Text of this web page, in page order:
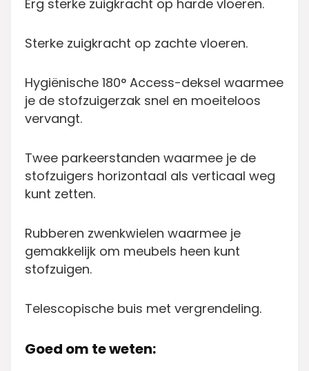
Erg sterke zuigkracht op harde vloeren.
Sterke zuigkracht op zachte vloeren.
Hygiënische 180° Access-deksel waarmee
je de stofzuigerzak snel en moeiteloos
vervangt.
Twee parkeerstanden waarmee je de
stofzuigers horizontaal als verticaal weg
kunt zetten.
Rubberen zwenkwielen waarmee je
gemakkelijk om meubels heen kunt
stofzuigen.
Telescopische buis met vergrendeling.
Goed om te weten: